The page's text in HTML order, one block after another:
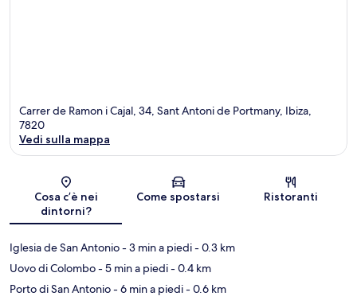
Carrer de Ramon i Cajal, 34, Sant Antoni de Portmany, Ibiza,
7820
Vedi sulla mappa
Cosa c’è nei
dintorni?
Come spostarsi Ristoranti
Iglesia de San Antonio- 3 min a piedi- 0.3 km
Uovo di Colombo- 5 min a piedi- 0.4 km
Porto di San Antonio- 6 min a piedi- 0.6 km